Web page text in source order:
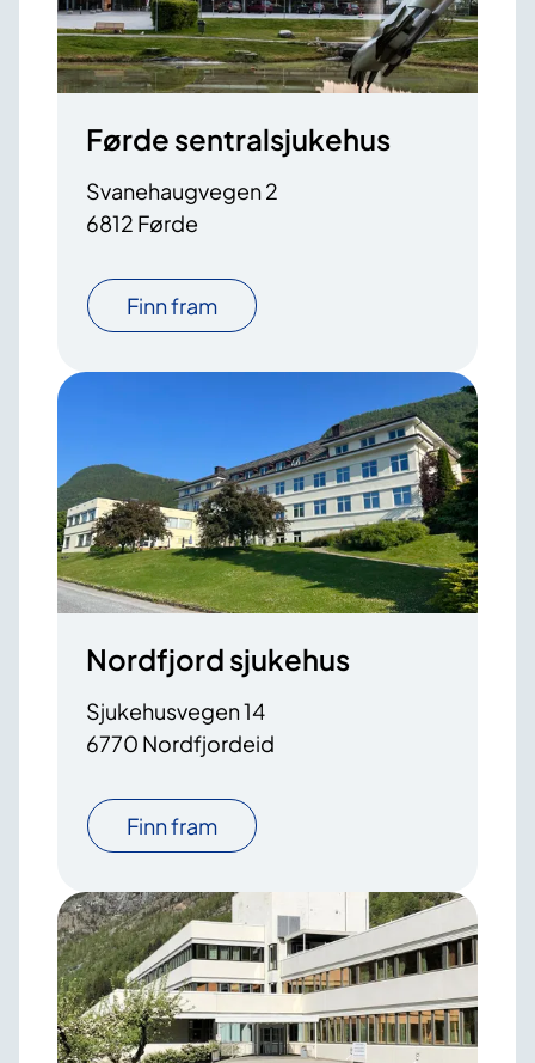
Førde sentralsjukehus
Svanehaugvegen 2
6812 Førde
Finn fram
Nordfjord sjukehus
Sjukehusvegen 14
6770 Nordfjordeid
Finn fram